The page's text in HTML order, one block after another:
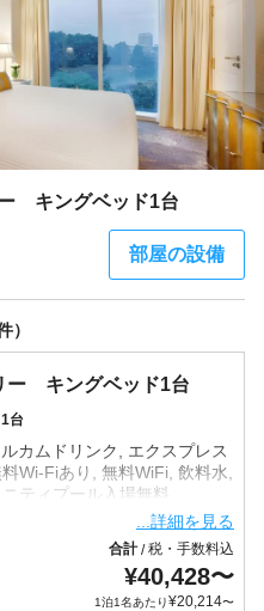
キングベッド1台
部屋の設備
）
ー キングベッド1台
台
カムドリンク, エクスプレス
Wi-Fiあり, 無料WiFi, 飲料水,
...詳細を見る
合計/税・手数料込
¥40,428〜
1泊1名あたり¥20,214〜